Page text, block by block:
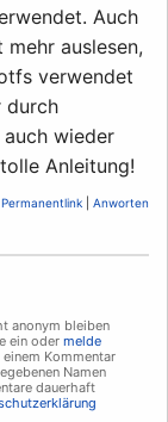
Auch
auslesen,
verwendet
durch
wieder
Anleitung!
Permanentlink Anworten
anonym bleiben
ein oder melde
Kommentar
Namen
dauerhaft